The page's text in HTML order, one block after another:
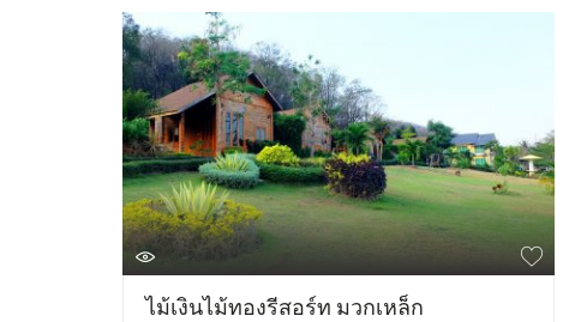
ไม้เงินไม้ทองรีสอร์ท มวกเหล็ก